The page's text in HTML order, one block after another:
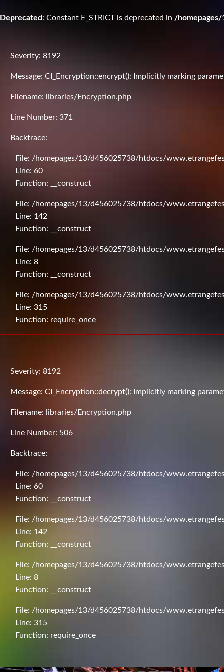
Deprecated: Constant E_STRICT is deprecated in /
Severity: 8192
Message: CI_Encryption::encrypt(): Implicitly marking
Filename: libraries/Encryption.php
Line Number: 371
Backtrace:
File: /homepages/13/d456025738/htdocs/
Line: 60
Function: __construct
File: /homepages/13/d456025738/htdocs/
Line: 142
Function: __construct
File: /homepages/13/d456025738/htdocs/
Line: 8
Function: __construct
File: /homepages/13/d456025738/htdocs/
Line: 315
Function: require_once
Severity: 8192
Message: CI_Encryption::decrypt(): Implicitly marking
Filename: libraries/Encryption.php
Line Number: 506
Backtrace:
File: /homepages/13/d456025738/htdocs/
Line: 60
Function: __construct
File: /homepages/13/d456025738/htdocs/
Line: 142
Function: __construct
File: /homepages/13/d456025738/htdocs/
Line: 8
Function: __construct
File: /homepages/13/d456025738/htdocs/
Line: 315
Function: require_once